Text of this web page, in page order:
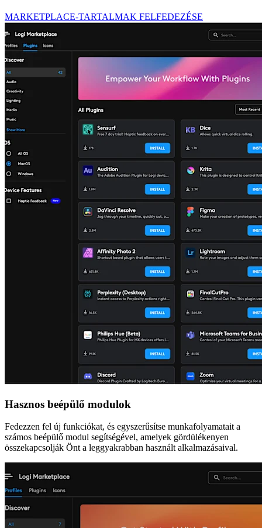
MARKETPLACE-TARTALMAK FELFEDEZÉSE
Hasznos beépülő modulok
Fedezzen fel új funkciókat, és egyszerűsítse munkafolyamatait a
számos beépülő modul segítségével, amelyek gördülékenyen
összekapcsolják Önt a leggyakrabban használt alkalmazásaival.